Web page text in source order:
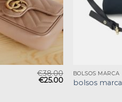
€38.00
€25.00
BOLSOS MARCA
bolsos marca